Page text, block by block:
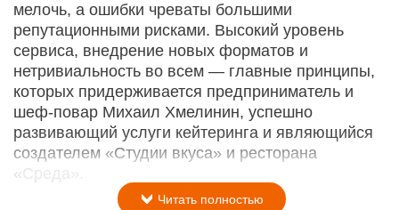
мелочь, а ошибки чреваты большими
репутационными рисками. Высокий уровень
сервиса, внедрение новых форматов и
нетривиальность во всем — главные принципы,
которых придерживается предприниматель и
шеф-повар Михаил Хмелинин, успешно
развивающий услуги кейтеринга и являющийся
создателем «Студии вкуса» и ресторана
«Среда».
Читать полностью